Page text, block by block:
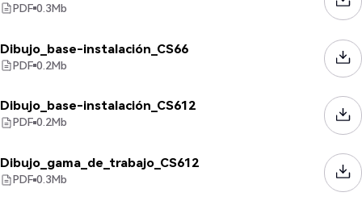
PDF 0.3Mb
Dibujo_base-instalación_CS66
PDF 0.2Mb
Dibujo_base-instalación_CS612
PDF 0.2Mb
Dibujo_gama_de_trabajo_CS612
PDF 0.3Mb